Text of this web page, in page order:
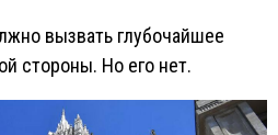
вызвать глубочайшее
стороны. Но его нет.